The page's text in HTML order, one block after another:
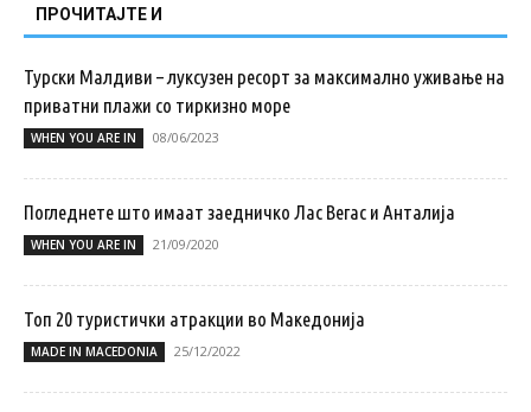
ПРОЧИТАЈТЕ И
Турски Малдиви – луксузен ресорт за максимално уживање на
приватни плажи со тиркизно море
WHEN YOU ARE IN 08/06/2023
Погледнете што имаат заедничко Лас Вегас и Анталија
WHEN YOU ARE IN 21/09/2020
Топ 20 туристички атракции во Македонија
MADE IN MACEDONIA 25/12/2022